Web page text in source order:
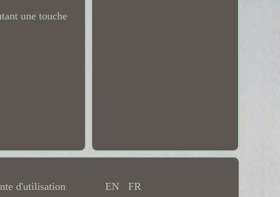
une touche
d'utilisation EN FR